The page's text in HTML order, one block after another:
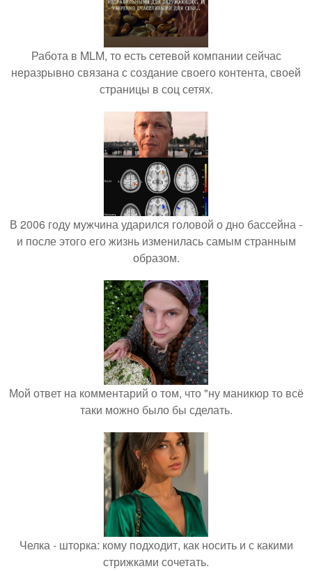
Работа в MLM, то есть сетевой компании сейчас
неразрывно связана с создание своего контента, своей
страницы в соц сетях.
В 2006 году мужчина ударился головой о дно бассейна -
и после этого его жизнь изменилась самым странным
образом.
Мой ответ на комментарий о том, что "ну маникюр то всё
таки можно было бы сделать.
Челка - шторка: кому подходит, как носить и с какими
стрижками сочетать.